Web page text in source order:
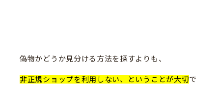
偽物かどうか見分ける方法を探すよりも、
非正規ショップを利用しない、ということが大切で